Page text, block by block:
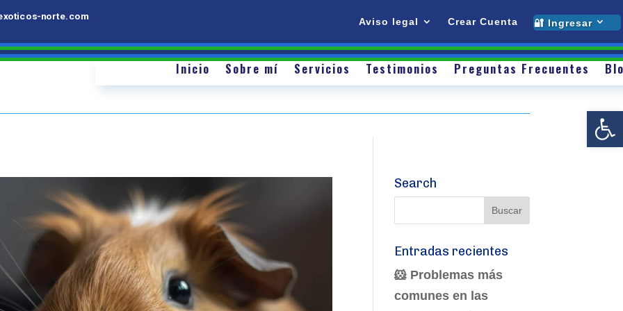
Abrir
norte.com Aviso legal Crear Cuenta 🔐 Ingresar
Sobre mí Servicios Testimonios
Preguntas
Blog Contacto
Inicio Sobre mí Servicios Testimonios Preguntas Frecuentes
Search
Entradas recientes
🐹 Problemas más
comunes en las